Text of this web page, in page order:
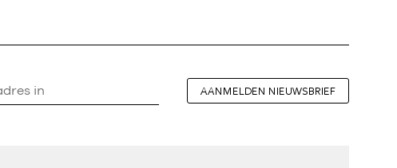
AANMELDEN NIEUWSBRIEF